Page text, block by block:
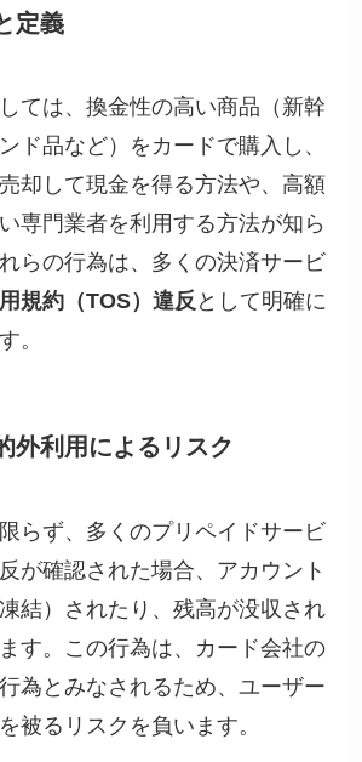
定義
ては、換金性の高い商品（新幹
ド品など）をカードで購入し、
却して現金を得る方法や、高額
専門業者を利用する方法が知ら
らの行為は、多くの決済サービ
規約（TOS）違反 として明確に
。
外利用によるリスク
らず、多くのプリペイドサービ
が確認された場合、アカウント
結）されたり、残高が没収され
す。この行為は、カード会社の
為とみなされるため、ユーザー
被るリスクを負います。